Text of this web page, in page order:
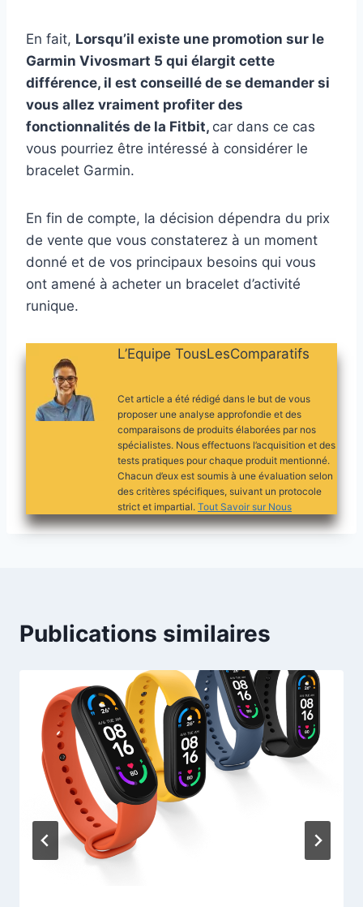
En fait, Lorsqu’il existe une promotion sur le
Garmin Vivosmart 5 qui élargit cette
différence, il est conseillé de se demander si
vous allez vraiment profiter des
fonctionnalités de la Fitbit, car dans ce cas
vous pourriez être intéressé à considérer le
bracelet Garmin.
En fin de compte, la décision dépendra du prix
de vente que vous constaterez à un moment
donné et de vos principaux besoins qui vous
ont amené à acheter un bracelet d’activité
runique.
L’Equipe TousLesComparatifs
Cet article a été rédigé dans le but de vous
proposer une analyse approfondie et des
comparaisons de produits élaborées par nos
spécialistes. Nous effectuons l’acquisition et des
tests pratiques pour chaque produit mentionné.
Chacun d’eux est soumis à une évaluation selon
des critères spécifiques, suivant un protocole
strict et impartial. Tout Savoir sur Nous
Publications similaires